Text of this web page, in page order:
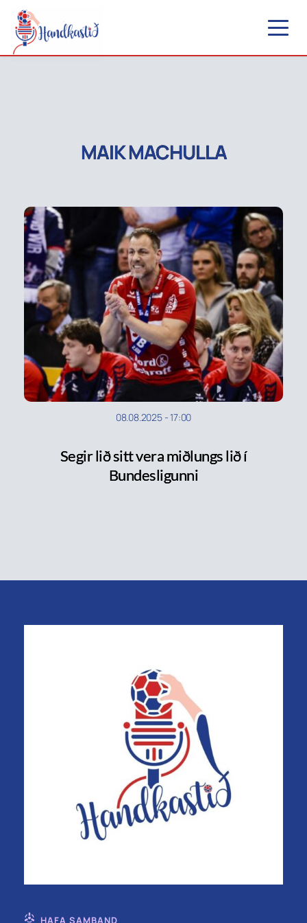
MAIK MACHULLA
08.08.2025-17:00
Segir lið sitt vera miðlungs lið í
Bundesligunni
HAFA SAMBAND